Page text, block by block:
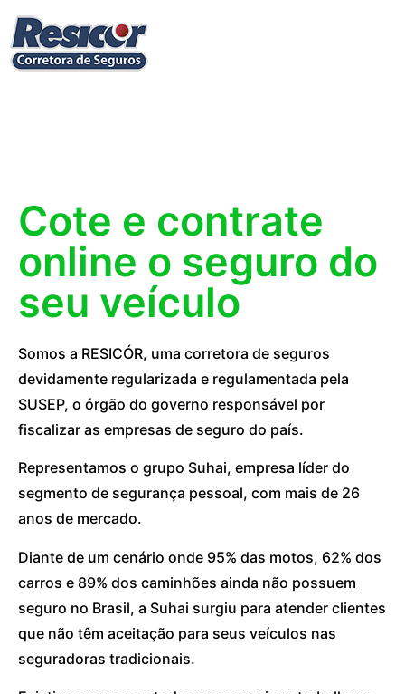
Cote e contrate
online o seguro do
seu veículo
Somos a RESICÓR, uma corretora de seguros
devidamente regularizada e regulamentada pela
SUSEP, o órgão do governo responsável por
fiscalizar as empresas de seguro do país.
Representamos o grupo Suhai, empresa líder do
segmento de segurança pessoal, com mais de 26
anos de mercado.
Diante de um cenário onde 95% das motos, 62% dos
carros e 89% dos caminhões ainda não possuem
seguro no Brasil, a Suhai surgiu para atender clientes
que não têm aceitação para seus veículos nas
seguradoras tradicionais.